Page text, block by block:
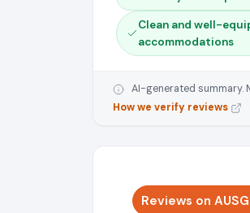
Clean and well-
accommodations
AI-generated
How we verify reviews
Reviews on